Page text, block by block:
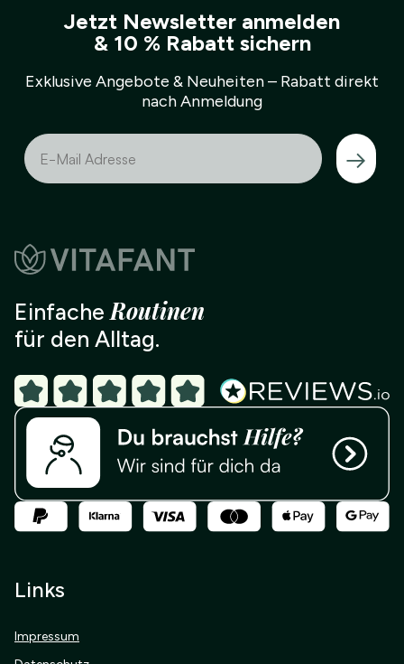
Jetzt Newsletter anmelden
& 10 % Rabatt sichern
Exklusive Angebote & Neuheiten – Rabatt direkt
nach Anmeldung
→
Einfache Routinen
für den Alltag.
Links
Impressum